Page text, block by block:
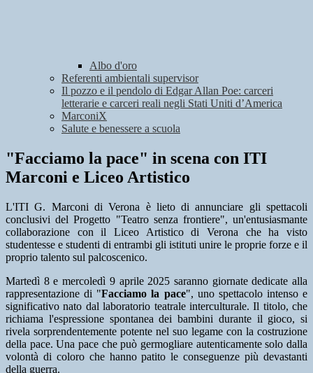
Albo d'oro
Referenti ambientali supervisor
Il pozzo e il pendolo di Edgar Allan Poe: carceri
letterarie e carceri reali negli Stati Uniti d’America
MarconiX
Salute e benessere a scuola
"Facciamo la pace" in scena con ITI
Marconi e Liceo Artistico
L'ITI G. Marconi di Verona è lieto di annunciare gli spettacoli
conclusivi del Progetto "Teatro senza frontiere", un'entusiasmante
collaborazione con il Liceo Artistico di Verona che ha visto
studentesse e studenti di entrambi gli istituti unire le proprie forze e il
proprio talento sul palcoscenico.
Martedì 8 e mercoledì 9 aprile 2025 saranno giornate dedicate alla
rappresentazione di "Facciamo la pace", uno spettacolo intenso e
significativo nato dal laboratorio teatrale interculturale. Il titolo, che
richiama l'espressione spontanea dei bambini durante il gioco, si
rivela sorprendentemente potente nel suo legame con la costruzione
della pace. Una pace che può germogliare autenticamente solo dalla
volontà di coloro che hanno patito le conseguenze più devastanti
della guerra.